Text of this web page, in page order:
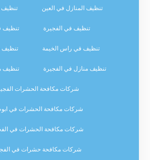
تنظيف المنازل في العين تنظيف
تنظيف في الفجيرة تنظيف
تنظيف في راس الخيمة
تنظيف منازل في الفجيرة تنظيف
شركات مكافحة الحشرات
شركات مكافحة الحشرات في
شركات مكافحة الحشرات في
شركات مكافحة حشرات في